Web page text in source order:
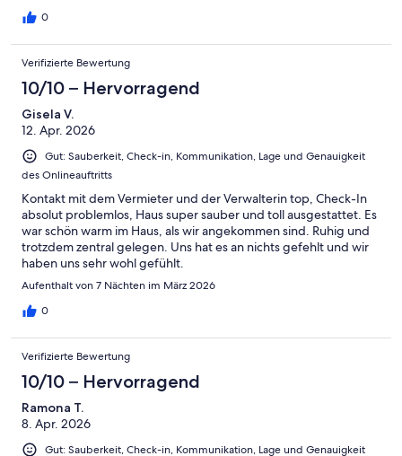
0
Verifizierte Bewertung
10/10 – Hervorragend
Gisela V.
12. Apr. 2026
Gut: Sauberkeit, Check-in, Kommunikation, Lage und Genauigkeit
des Onlineauftritts
Kontakt mit dem Vermieter und der Verwalterin top, Check-In
absolut problemlos, Haus super sauber und toll ausgestattet. Es
war schön warm im Haus, als wir angekommen sind. Ruhig und
trotzdem zentral gelegen. Uns hat es an nichts gefehlt und wir
haben uns sehr wohl gefühlt.
Aufenthalt von 7 Nächten im März 2026
0
Verifizierte Bewertung
10/10 – Hervorragend
Ramona T.
8. Apr. 2026
Gut: Sauberkeit, Check-in, Kommunikation, Lage und Genauigkeit